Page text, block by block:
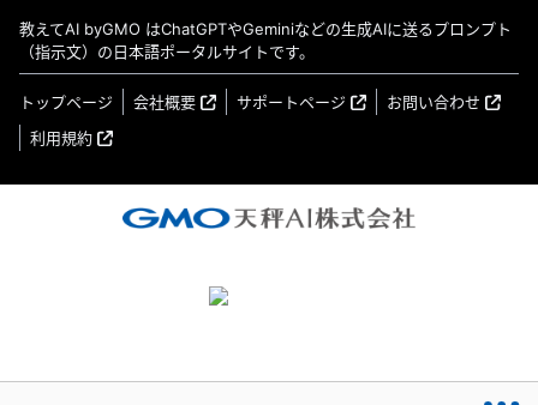
教えてAI byGMO はChatGPTやGeminiなどの生成AIに送るプロンプト
（指示文）の日本語ポータルサイトです。
トップページ 会社概要 サポートページ
お問い合わせ
利用規約